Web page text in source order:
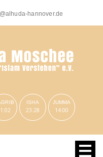
hannover.de
ISHA
23:28
JUMMA
14:00